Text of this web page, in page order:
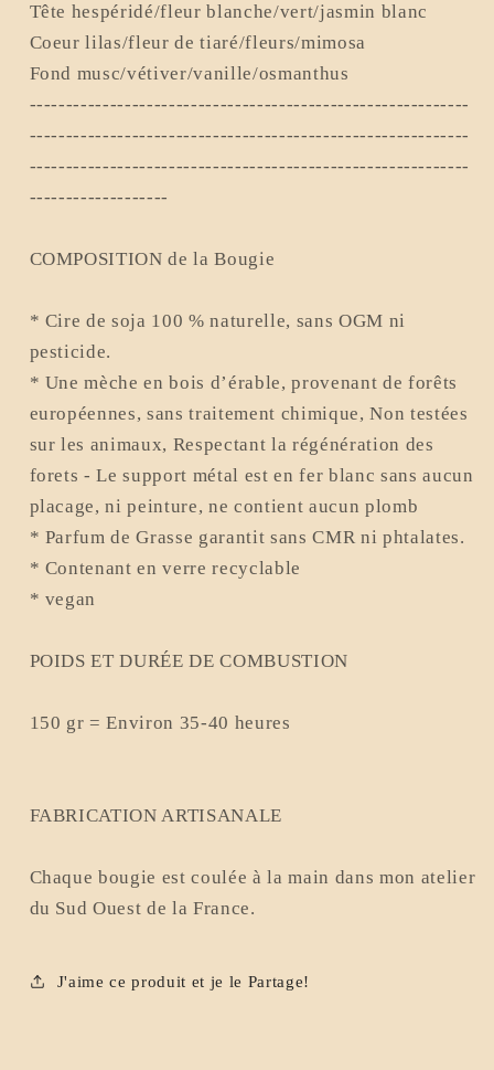
Tête hespéridé/fleur blanche/vert/jasmin blanc
Coeur lilas/fleur de tiaré/fleurs/mimosa
Fond musc/vétiver/vanille/osmanthus
------------------------------------------------------------
------------------------------------------------------------
------------------------------------------------------------
-------------------
COMPOSITION de la Bougie
* Cire de soja 100 % naturelle, sans OGM ni
pesticide.
* Une mèche en bois d’érable, provenant de forêts
européennes, sans traitement chimique, Non testées
sur les animaux, Respectant la régénération des
forets - Le support métal est en fer blanc sans aucun
placage, ni peinture, ne contient aucun plomb
* Parfum de Grasse garantit sans CMR ni phtalates.
* Contenant en verre recyclable
* vegan
POIDS ET DURÉE DE COMBUSTION
150 gr = Environ 35-40 heures
FABRICATION ARTISANALE
Chaque bougie est coulée à la main dans mon atelier
du Sud Ouest de la France.
J'aime ce produit et je le Partage!